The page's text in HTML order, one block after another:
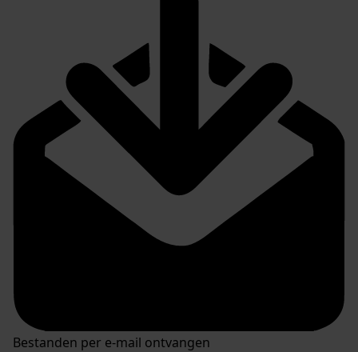
Bestanden per e-mail ontvangen